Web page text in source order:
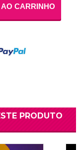
CARRINHO
PRODUTO